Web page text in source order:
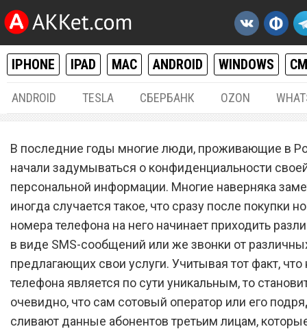
IPHONE IPAD MAC ANDROID WINDOWS
ANDROID TESLA СБЕРБАНК OZON
«Почта России» нагло
личные данные
россиян третьим лицам
В последние годы многие люди, проживающие в
начали задумываться о конфиденциальности
персональной информации. Многие наверняка
иногда случается такое, что сразу после покупки
номера телефона на него начинает приходить
в виде SMS-сообщений или же звонки от
предлагающих свои услуги. Учитывая тот факт,
телефона является по сути уникальным, то
очевидно, что сам сотовый оператор или его
сливают данные абонентов третьим лицам,